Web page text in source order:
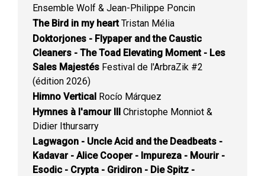
Ensemble Wolf & Jean-Philippe Poncin
The Bird in my heartTristan Mélia
Doktorjones - Flypaper and the Caustic
Cleaners - The Toad Elevating Moment - Les
Sales Majestés Festival de l'ArbraZik #2
(édition 2026)
Himno Vertical Rocío Márquez
Hymnes à l'amour III Christophe Monniot &
Didier Ithursarry
Lagwagon - Uncle Acid and the Deadbeats -
Kadavar - Alice Cooper - Impureza - Mourir -
Esodic - Crypta - Gridiron - Die Spitz -